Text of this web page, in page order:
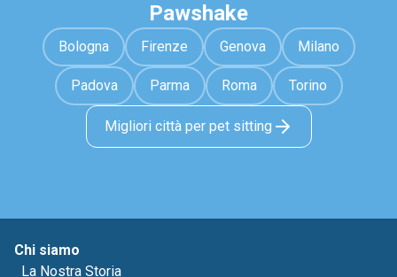
Pawshake
Bologna Firenze Genova Milano
Padova Parma Roma Torino
Migliori città per pet sitting
Chi siamo
La Nostra Storia